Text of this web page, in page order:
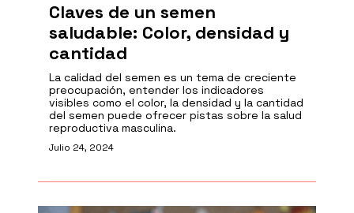
Claves de un semen
saludable: Color, densidad y
cantidad
La calidad del semen es un tema de creciente
preocupación, entender los indicadores
visibles como el color, la densidad y la cantidad
del semen puede ofrecer pistas sobre la salud
reproductiva masculina.
Julio 24, 2024